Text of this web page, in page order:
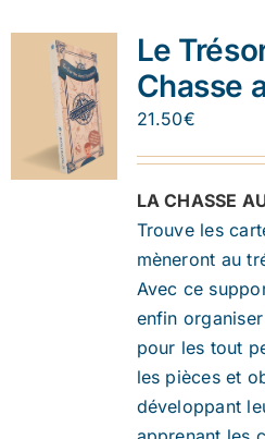
Le
Chasse
21.50€
LA CHASSE
Trouve les
mèneront au
Avec ce
enfin
pour les tout
les pièces et
développant